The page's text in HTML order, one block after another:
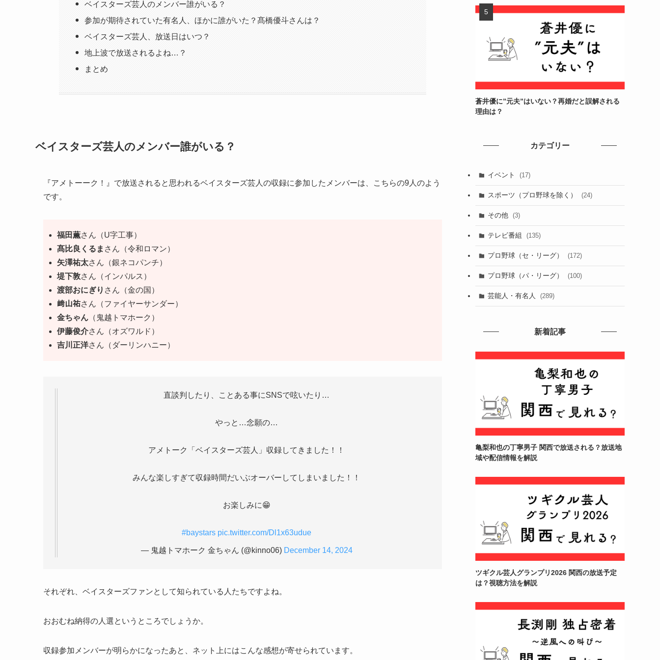
ベイスターズ芸人のメンバー誰がいる？
参加が期待されていた有名人、ほかに誰がいた？髙橋優斗さんは？
ベイスターズ芸人、放送日はいつ？
地上波で放送されるよね…？
まとめ
ベイスターズ芸人のメンバー誰がいる？
『アメトーーク！』で放送されると思われるベイスターズ芸人の収録に参加したメンバーは、こちらの9人のよう
です。
福田薫さん（U字工事）
髙比良くるま さん（令和ロマン）
矢澤祐太さん（銀ネコパンチ）
堤下敦さん（インパルス）
渡部おにぎり さん（金の国）
﨑山祐さん（ファイヤーサンダー）
金ちゃん （鬼越トマホーク）
伊藤俊介さん（オズワルド）
吉川正洋さん（ダーリンハニー）
直談判したり、ことある事にSNSで呟いたり…
やっと…念願の…
アメトーク「ベイスターズ芸人」収録してきました！！
みんな楽しすぎて収録時間だいぶオーバーしてしまいました！！
お楽しみに😁
#baystars pic.twitter.com/Dl1x63udue
— 鬼越トマホーク 金ちゃん (@kinno06) December 14, 2024
それぞれ、ベイスターズファンとして知られている人たちですよね。
おおむね納得の人選というところでしょうか。
収録参加メンバーが明らかになったあと、ネット上にはこんな感想が寄せられています。
蒼井優に”元夫”はいない？再婚だと誤解される
理由は？
カテゴリー
イベント (17)
スポーツ（プロ野球を除く） (24)
その他 (3)
テレビ番組 (135)
プロ野球（セ・リーグ） (172)
プロ野球（パ・リーグ） (100)
芸能人・有名人 (289)
新着記事
亀梨和也の丁寧男子 関西で放送される？放送地
域や配信情報を解説
ツギクル芸人グランプリ2026 関西の放送予定
は？視聴方法を解説